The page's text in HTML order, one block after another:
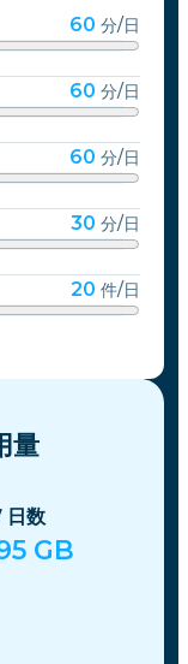
60 分/日
60 分/日
60 分/日
30 分/日
20 件/日
量
日数
GB